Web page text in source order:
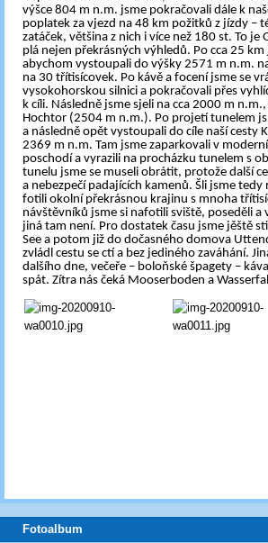
výšce 804 m n.m. jsme pokračovali dále k
poplatek za vjezd na 48 km požitků z jízdy –
zatáček, většina z nich i více než 180 st. To
plá nejen překrásných výhledů. Po cca 25
abychom vystoupali do výšky 2571 m n.m.
na 30 třítisícovek. Po kávě a focení jsme se
vysokohorskou silnici a pokračovali přes
k cíli. Následně jsme sjeli na cca 2000 m
Hochtor (2504 m n.m.). Po projetí tunelem
a následně opět vystoupali do cíle naší cesty
2369 m n.m. Tam jsme zaparkovali v
poschodí a vyrazili na procházku tunelem s
tunelu jsme se museli obrátit, protože další
a nebezpečí padajících kamenů. Šli jsme
fotili okolní překrásnou krajinu s mnoha
návštěvníků jsme si nafotili sviště, poseděli
jiná tam není. Pro dostatek času jsme jěště
See a potom již do dočasného domova
zvládl cestu se ctí a bez jediného zaváhání.
dalšího dne, večeře – boloňské špagety –
spát. Zítra nás čeká Mooserboden a
Fotoalbum